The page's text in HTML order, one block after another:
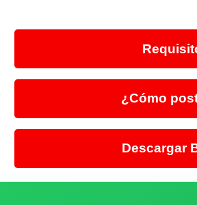
¿Cómo
Descargar